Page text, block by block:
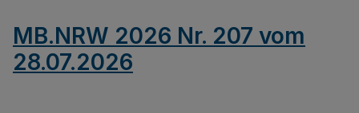
MB.NRW 2026 Nr. 207 vom
28.07.2026